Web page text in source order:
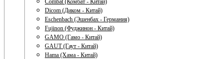
Combat (Комбат - Китай)
Dicom (Диком - Китай)
Eschenbach (Эшенбах - Германия)
Fujinon (Фуджинон - Китай)
GAMO (Гамо - Китай)
GAUT (Гаут - Китай)
Hama (Хама - Китай)